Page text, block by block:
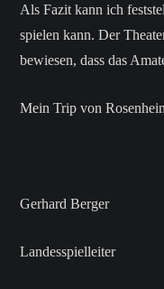
Als Fazit kann ich
spielen kann. Der
bewiesen, dass das
Mein Trip von
Gerhard Berger
Landesspielleiter